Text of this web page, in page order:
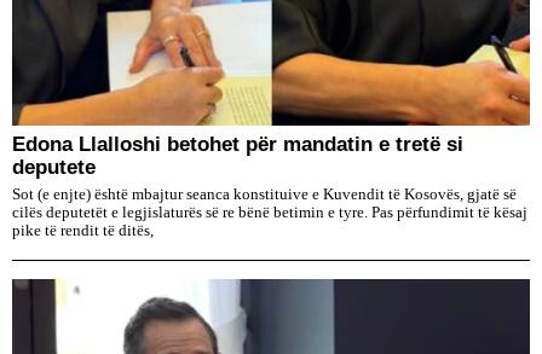
Edona Llalloshi betohet për mandatin e tretë si
deputete
Sot (e enjte) është mbajtur seanca konstituive e Kuvendit të Kosovës, gjatë së
cilës deputetët e legjislaturës së re bënë betimin e tyre. Pas përfundimit të kësaj
pike të rendit të ditës,